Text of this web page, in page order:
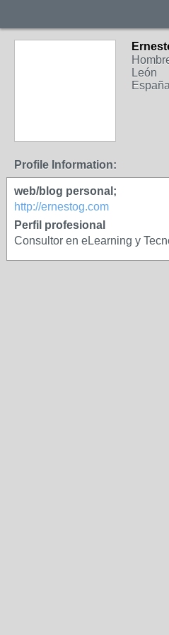
León
España
Profile Information:
web/blog personal;
http://ernestog.com
Perfil profesional
Consultor en eLearning y